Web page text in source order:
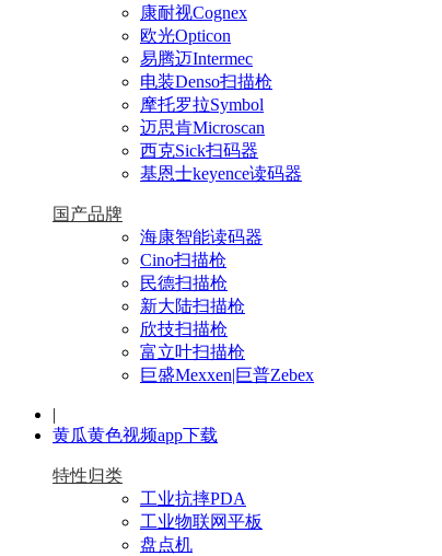
康耐视Cognex
欧光Opticon
易腾迈Intermec
电装Denso扫描枪
摩托罗拉Symbol
迈思肯Microscan
西克Sick扫码器
基恩士keyence读码器
国产品牌
海康智能读码器
Cino扫描枪
民德扫描枪
新大陆扫描枪
欣技扫描枪
富立叶扫描枪
巨盛Mexxen|巨普Zebex
|
黄瓜黄色视频app下载
特性归类
工业抗摔PDA
工业物联网平板
盘点机